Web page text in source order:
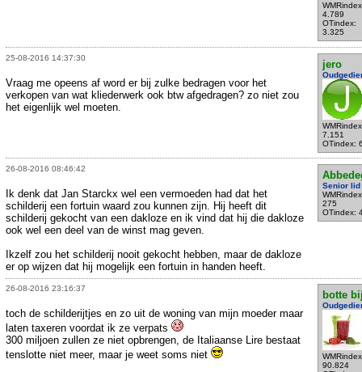
4.789
OTindex:
3.325
25-08-2016 14:37:30
jero
7.151
OTindex:
Vraag me opeens af word er bij zulke bedragen voor het
verkopen van wat kliederwerk ook btw afgedragen? zo niet zou
het eigenlijk wel moeten.
26-08-2016 08:46:42
Senior lid
275
OTindex:
Ik denk dat Jan Starckx wel een vermoeden had dat het
schilderij een fortuin waard zou kunnen zijn. Hij heeft dit
schilderij gekocht van een dakloze en ik vind dat hij die dakloze
ook wel een deel van de winst mag geven.
Ikzelf zou het schilderij nooit gekocht hebben, maar de dakloze
er op wijzen dat hij mogelijk een fortuin in handen heeft.
26-08-2016 23:16:37
botte
90.824
toch de schilderijtjes en zo uit de woning van mijn moeder maar
laten taxeren voordat ik ze verpats
300 miljoen zullen ze niet opbrengen, de Italiaanse Lire bestaat
tenslotte niet meer, maar je weet soms niet